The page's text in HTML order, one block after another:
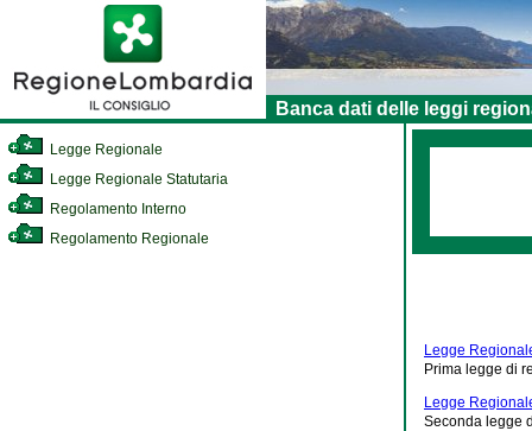
Banca dati delle leggi
Legge Regionale
Legge Regionale Statutaria
Regolamento Interno
Regolamento Regionale
Legge
Prima legge di
Legge
Seconda legge